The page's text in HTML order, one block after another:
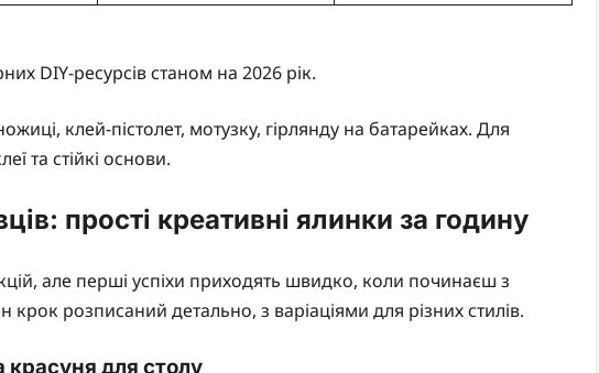
DIY-ресурсів станом на 2026 рік.
клей-пістолет, мотузку, гірлянду на батарейках. Для
та стійкі основи.
прості креативні ялинки за годину
але перші успіхи приходять швидко, коли починаєш з
розписаний детально, з варіаціями для різних стилів.
красуня для столу